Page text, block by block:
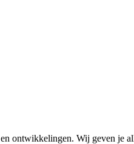
ontwikkelingen. Wij geven je